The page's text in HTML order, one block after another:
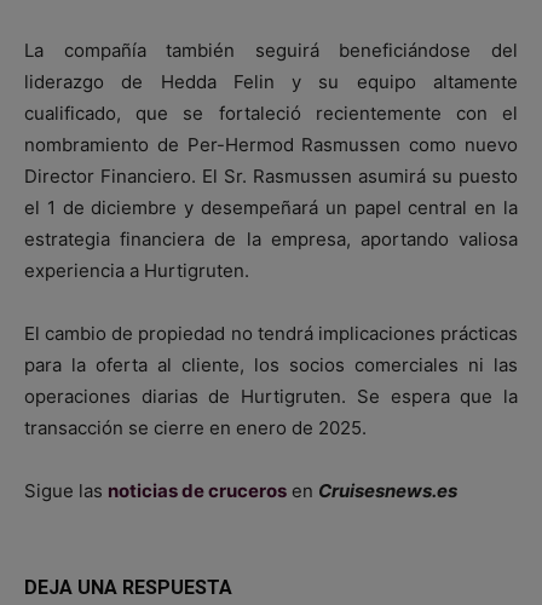
La compañía también seguirá beneficiándose del
liderazgo de Hedda Felin y su equipo altamente
cualificado, que se fortaleció recientemente con el
nombramiento de Per-Hermod Rasmussen como nuevo
Director Financiero. El Sr. Rasmussen asumirá su puesto
el 1 de diciembre y desempeñará un papel central en la
estrategia financiera de la empresa, aportando valiosa
experiencia a Hurtigruten.
El cambio de propiedad no tendrá implicaciones prácticas
para la oferta al cliente, los socios comerciales ni las
operaciones diarias de Hurtigruten. Se espera que la
transacción se cierre en enero de 2025.
Sigue las noticias de cruceros en Cruisesnews.es
DEJA UNA RESPUESTA